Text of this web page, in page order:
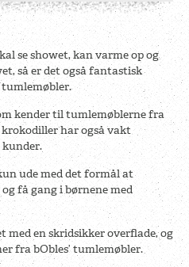
se showet, kan varme op og
så er det også fantastisk
tumlemøbler.
kender til tumlemøblerne fra
krokodiller har også vakt
kunder.
ude med det formål at
få gang i børnene med
med en skridsikker overflade, og
fra bObles’ tumlemøbler.